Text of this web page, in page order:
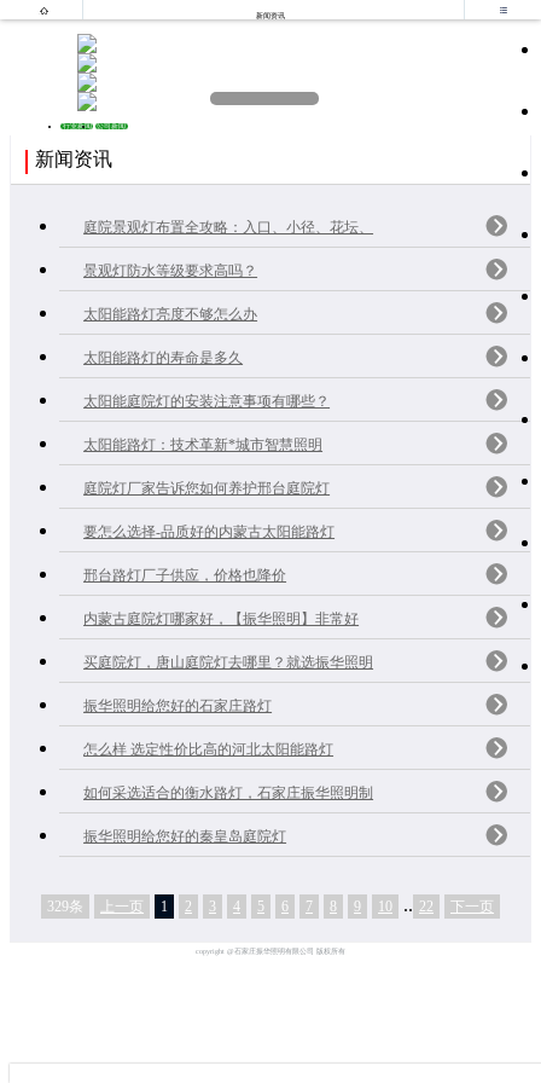

新闻资讯

行业新闻 公司新闻
新闻资讯
庭院景观灯布置全攻略：入口、小径、花坛、
景观灯防水等级要求高吗？
太阳能路灯亮度不够怎么办
太阳能路灯的寿命是多久
太阳能庭院灯的安装注意事项有哪些？
太阳能路灯：技术革新*城市智慧照明
庭院灯厂家告诉您如何养护邢台庭院灯
要怎么选择-品质好的内蒙古太阳能路灯
邢台路灯厂子供应，价格也降价
内蒙古庭院灯哪家好，【振华照明】非常好
买庭院灯，唐山庭院灯去哪里？就选振华照明
振华照明给您好的石家庄路灯
怎么样 选定性价比高的河北太阳能路灯
如何采选适合的衡水路灯，石家庄振华照明制
振华照明给您好的秦皇岛庭院灯
329条 上一页 1 2 3 4 5 6 7 8 9 10 .. 22 下一页
copyright @石家庄振华照明有限公司 版权所有